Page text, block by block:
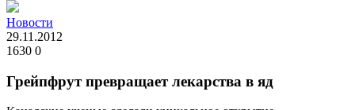
Новости
29.11.2012
1630 0
Грейпфрут превращает лекарства в яд